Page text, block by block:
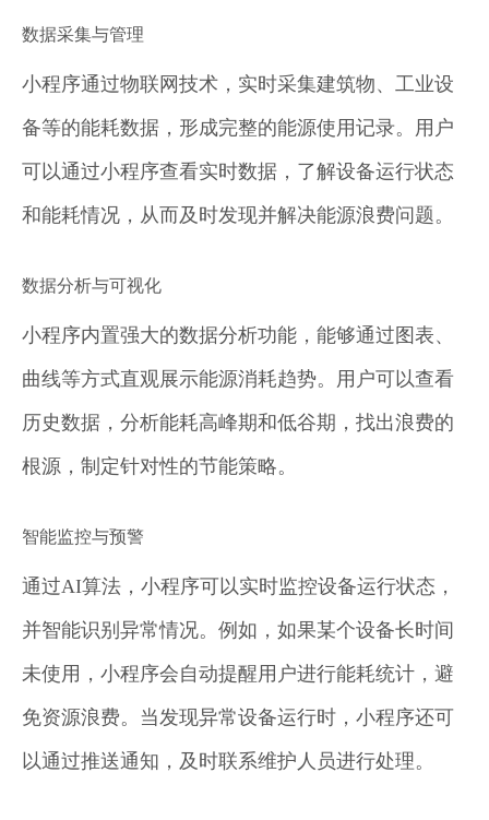
数据采集与管理
小程序通过物联网技术，实时采集建筑物、工业设
备等的能耗数据，形成完整的能源使用记录。用户
可以通过小程序查看实时数据，了解设备运行状态
和能耗情况，从而及时发现并解决能源浪费问题。
数据分析与可视化
小程序内置强大的数据分析功能，能够通过图表、
曲线等方式直观展示能源消耗趋势。用户可以查看
历史数据，分析能耗高峰期和低谷期，找出浪费的
根源，制定针对性的节能策略。
智能监控与预警
通过AI算法，小程序可以实时监控设备运行状态，
并智能识别异常情况。例如，如果某个设备长时间
未使用，小程序会自动提醒用户进行能耗统计，避
免资源浪费。当发现异常设备运行时，小程序还可
以通过推送通知，及时联系维护人员进行处理。